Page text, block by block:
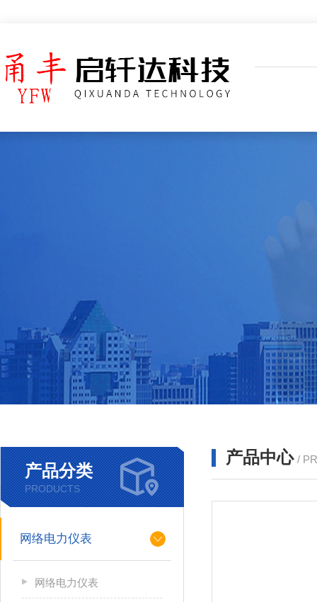
产品分类
PRODUCTS
网络电力仪表
网络电力仪表
产品中心 /